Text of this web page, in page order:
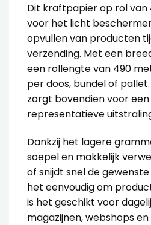
Dit kraftpapier op rolvan
voor het licht
opvullen van producten
verzending. Met een
een rollengte van 490
per doos, bundel of
zorgt bovendien voor
representatieve
Dankzij het lagere
soepel en makkelijk
of snijdt snel de
het eenvoudig om
is het geschikt voor
magazijnen, webshops en